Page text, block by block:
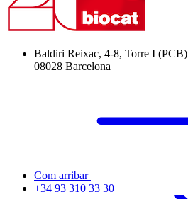
Baldiri Reixac, 4-8, Torre I (PCB)
08028 Barcelona
Com arribar
+34 93 310 33 30